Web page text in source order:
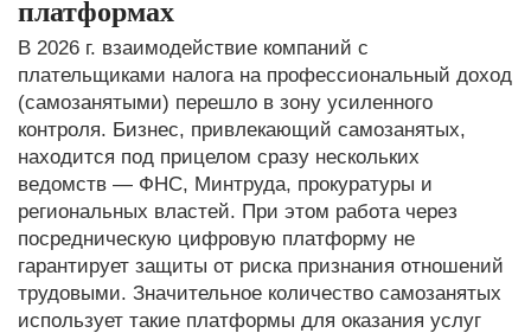
платформах
В 2026 г. взаимодействие компаний с
плательщиками налога на профессиональный доход
(самозанятыми) перешло в зону усиленного
контроля. Бизнес, привлекающий самозанятых,
находится под прицелом сразу нескольких
ведомств — ФНС, Минтруда, прокуратуры и
региональных властей. При этом работа через
посредническую цифровую платформу не
гарантирует защиты от риска признания отношений
трудовыми. Значительное количество самозанятых
использует такие платформы для оказания услуг